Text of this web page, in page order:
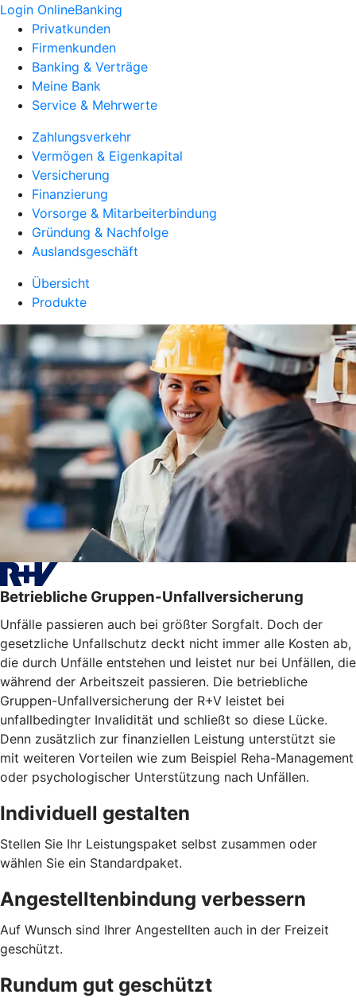
Login OnlineBanking
Privatkunden
Firmenkunden
Banking & Verträge
Meine Bank
Service & Mehrwerte
Zahlungsverkehr
Vermögen & Eigenkapital
Versicherung
Finanzierung
Vorsorge & Mitarbeiterbindung
Gründung & Nachfolge
Auslandsgeschäft
Übersicht
Produkte
Betriebliche Gruppen-Unfallversicherung
Unfälle passieren auch bei größter Sorgfalt. Doch der
gesetzliche Unfallschutz deckt nicht immer alle Kosten ab,
die durch Unfälle entstehen und leistet nur bei Unfällen, die
während der Arbeitszeit passieren. Die betriebliche
Gruppen-Unfallversicherung der R+V leistet bei
unfallbedingter Invalidität und schließt so diese Lücke.
Denn zusätzlich zur finanziellen Leistung unterstützt sie
mit weiteren Vorteilen wie zum Beispiel Reha-Management
oder psychologischer Unterstützung nach Unfällen.
Individuell gestalten
Stellen Sie Ihr Leistungspaket selbst zusammen oder
wählen Sie ein Standardpaket.
Angestelltenbindung verbessern
Auf Wunsch sind Ihrer Angestellten auch in der Freizeit
geschützt.
Rundum gut geschützt